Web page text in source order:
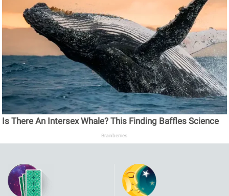
Is There An Intersex Whale? This Finding Baffles Science
Brainberries